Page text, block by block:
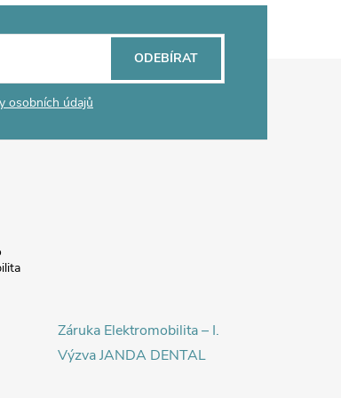
osobních údajů
ODEBÍRAT
Záruka Elektromobilita – I.
Výzva JANDA DENTAL